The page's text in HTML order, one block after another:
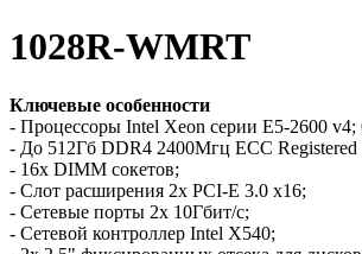
1028R-WMRT
Ключевые особенности
- Процессоры Intel Xeon серии E5-2600 v4;
- До 512Гб DDR4 2400Мгц ECC
- 16x DIMM сокетов;
- Слот расширения 2x PCI-E 3.0 x16;
- Сетевые порты 2x 10Гбит/с;
- Сетевой контроллер Intel X540;